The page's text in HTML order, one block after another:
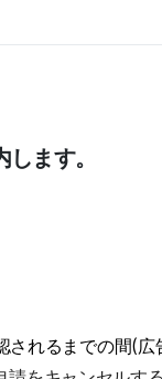
ます。
されるまでの間(